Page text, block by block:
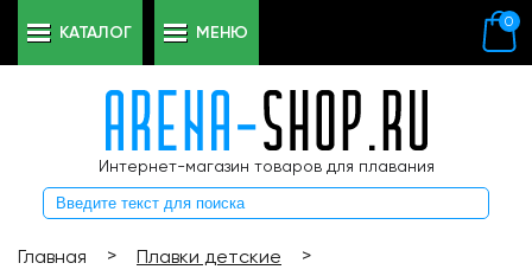
Интернет-магазин товаров для плавания
0
КАТАЛОГ МЕНЮ
Главная > Плавки детские
>